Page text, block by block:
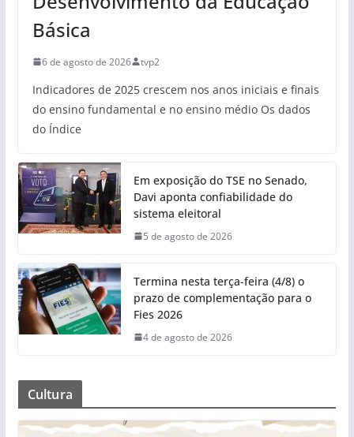
Básica
6 de agosto de 2026 tvp2
Indicadores de 2025 crescem nos anos iniciais e finais
do ensino fundamental e no ensino médio Os dados
do Índice
Em exposição do TSE no Senado,
Davi aponta confiabilidade do
sistema eleitoral
5 de agosto de 2026
Termina nesta terça-feira (4/8) o
prazo de complementação para o
Fies 2026
4 de agosto de 2026
Cultura